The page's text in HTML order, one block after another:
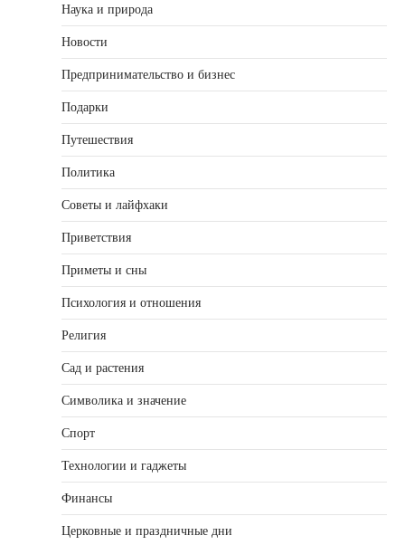
Наука и природа
Новости
Предпринимательство и бизнес
Подарки
Путешествия
Политика
Советы и лайфхаки
Приветствия
Приметы и сны
Психология и отношения
Религия
Сад и растения
Символика и значение
Спорт
Технологии и гаджеты
Финансы
Церковные и праздничные дни